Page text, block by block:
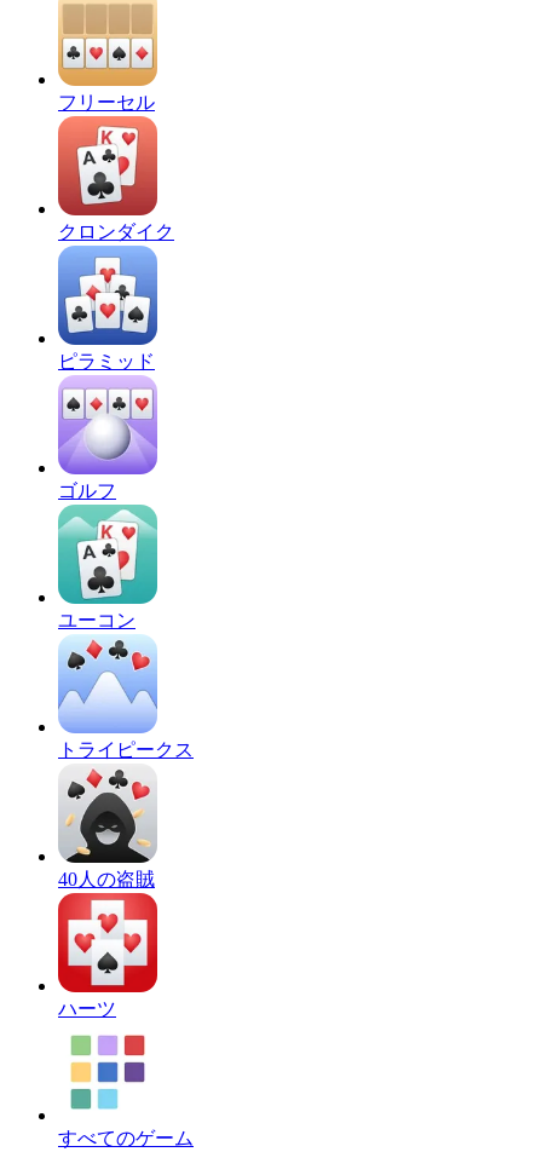
フリーセル
クロンダイク
ピラミッド
ゴルフ
ユーコン
トライピークス
40人の盗賊
ハーツ
すべてのゲーム